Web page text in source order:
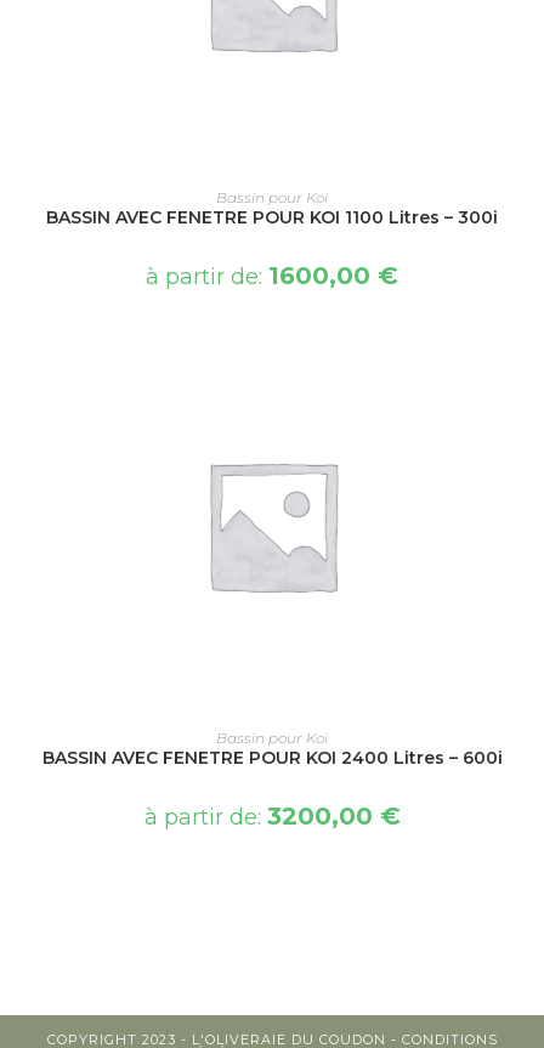
CHOIX DES OPTIONS
Bassin pour Koi
BASSIN AVEC FENETRE POUR KOI 1100 Litres – 300i
à partir de: 1600,00 €
CHOIX DES OPTIONS
Bassin pour Koi
BASSIN AVEC FENETRE POUR KOI 2400 Litres – 600i
à partir de: 3200,00 €
COPYRIGHT 2023 - L'OLIVERAIE DU COUDON - CONDITIONS